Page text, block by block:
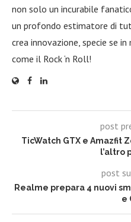
non solo un incurabile
un profondo estimatore di
crea innovazione, specie se
come il Rock ‘n Roll!
post
TicWatch GTX e Amazfit
l’altro
post
Realme prepara 4 nuovi
e